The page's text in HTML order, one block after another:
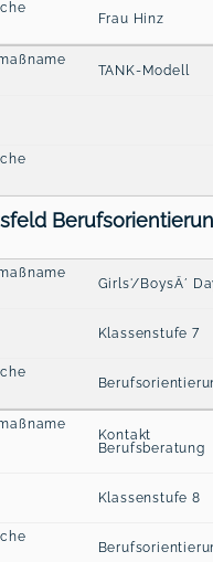
Frau Hinz
TANK-Modell
Girls'/BoysÄ´
Klassenstufe 7
Kontakt
Berufsberatung
Klassenstufe 8